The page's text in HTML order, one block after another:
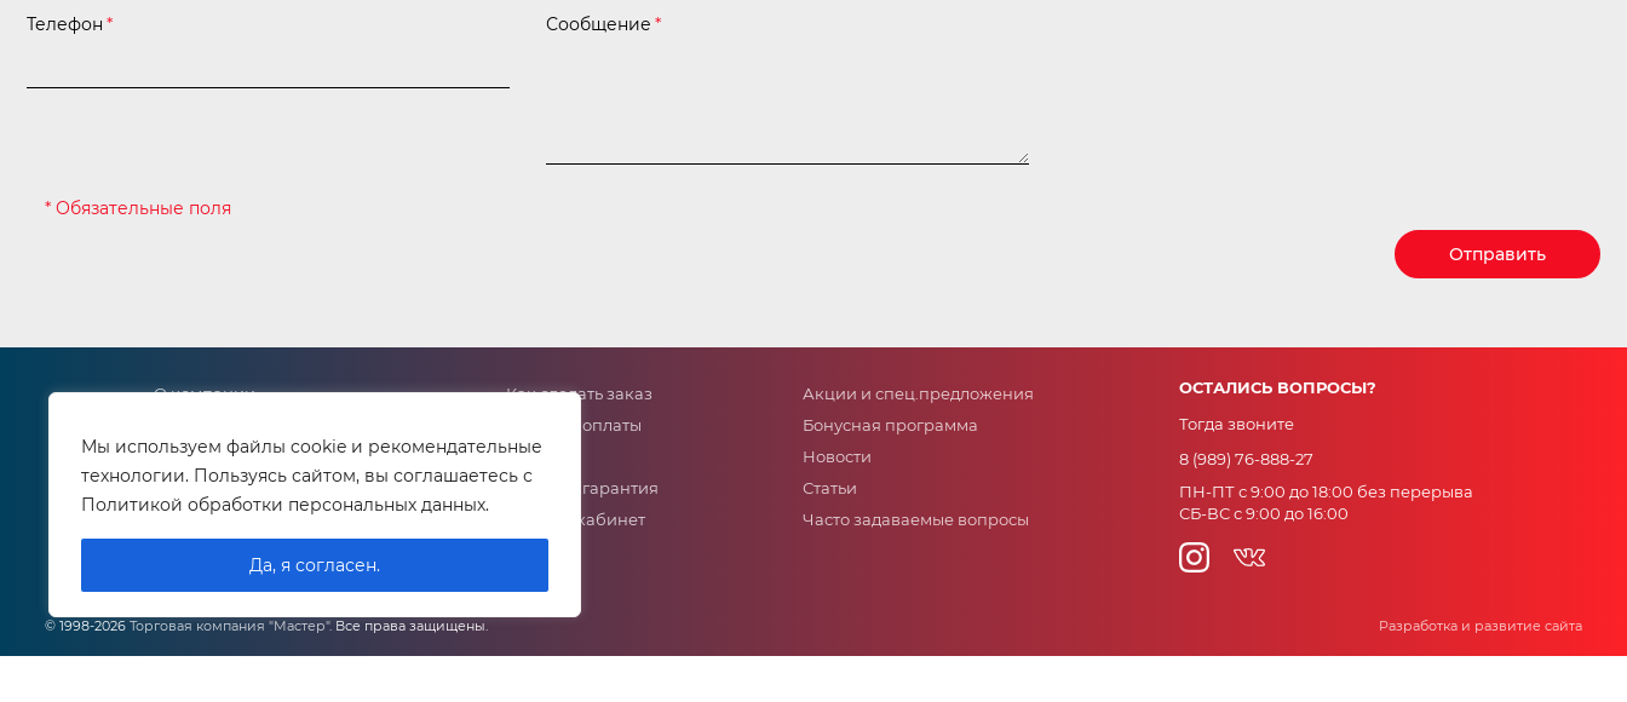
Мы используем файлы cookie и рекомендательные
технологии. Пользуясь сайтом, вы соглашаетесь с
Политикой обработки персональных данных.
Да, я согласен.
Телефон * Сообщение *
* Обязательные поля
Отправить
О компании
Сервисный центр
Контактная информация
Сертификаты
Как сделать заказ
Способы оплаты
Доставка
Возрат и гарантия
Личный кабинет
Акции и спец.предложения
Бонусная программа
Новости
Статьи
Часто задаваемые вопросы
ОСТАЛИСЬ ВОПРОСЫ?
Тогда звоните
8 (989) 76-888-27
ПН-ПТ с 9:00 до 18:00 без перерыва
СБ-ВС с 9:00 до 16:00
© 1998-2026 Торговая компания "Мастер". Все права защищены. Разработка и развитие сайта